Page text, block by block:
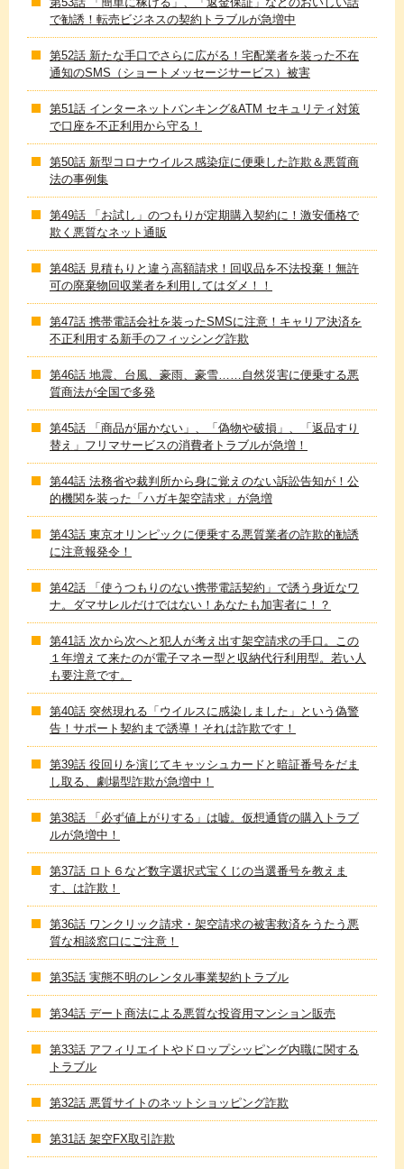
で勧誘！転売ビジネスの契約トラブルが急増中
第52話 新たな手口でさらに広がる！宅配業者を装った不在
通知のSMS（ショートメッセージサービス）被害
第51話 インターネットバンキング&ATM セキュリティ対策
で口座を不正利用から守る！
第50話 新型コロナウイルス感染症に便乗した詐欺＆悪質商
法の事例集
第49話 「お試し」のつもりが定期購入契約に！激安価格で
欺く悪質なネット通販
第48話 見積もりと違う高額請求！回収品を不法投棄！無許
可の廃棄物回収業者を利用してはダメ！！
第47話 携帯電話会社を装ったSMSに注意！キャリア決済を
不正利用する新手のフィッシング詐欺
第46話 地震、台風、豪雨、豪雪……自然災害に便乗する悪
質商法が全国で多発
第45話 「商品が届かない」、「偽物や破損」、「返品すり
替え」フリマサービスの消費者トラブルが急増！
第44話 法務省や裁判所から身に覚えのない訴訟告知が！公
的機関を装った「ハガキ架空請求」が急増
第43話 東京オリンピックに便乗する悪質業者の詐欺的勧誘
に注意報発令！
第42話 「使うつもりのない携帯電話契約」で誘う身近なワ
ナ。ダマサレルだけではない！あなたも加害者に！？
第41話 次から次へと犯人が考え出す架空請求の手口。この
１年増えて来たのが電子マネー型と収納代行利用型。若い人
も要注意です。
第40話 突然現れる「ウイルスに感染しました」という偽警
告！サポート契約まで誘導！それは詐欺です！
第39話 役回りを演じてキャッシュカードと暗証番号をだま
し取る、劇場型詐欺が急増中！
第38話 「必ず値上がりする」は嘘。仮想通貨の購入トラブ
ルが急増中！
第37話 ロト６など数字選択式宝くじの当選番号を教えま
す、は詐欺！
第36話 ワンクリック請求・架空請求の被害救済をうたう悪
質な相談窓口にご注意！
第35話 実態不明のレンタル事業契約トラブル
第34話 デート商法による悪質な投資用マンション販売
第33話 アフィリエイトやドロップシッピング内職に関する
トラブル
第32話 悪質サイトのネットショッピング詐欺
第31話 架空FX取引詐欺